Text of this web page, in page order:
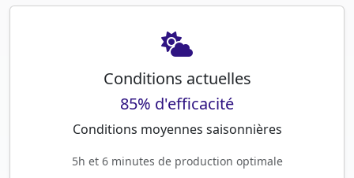
Conditions actuelles
85% d'efficacité
Conditions moyennes saisonnières
5h et 6 minutes de production optimale